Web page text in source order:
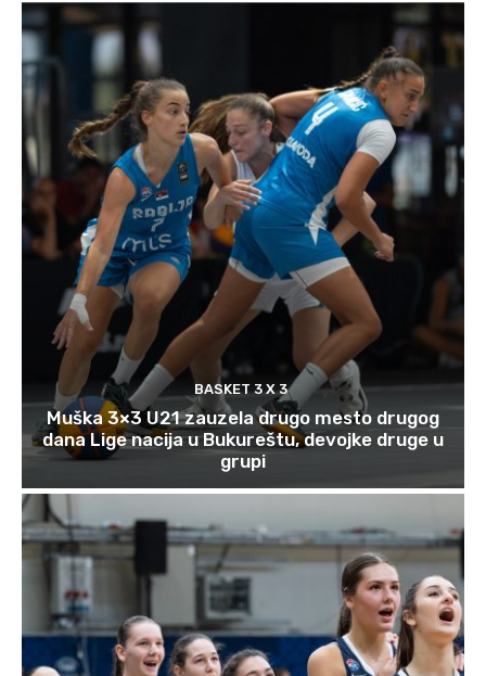
BASKET 3 X 3
Muška 3×3 U21 zauzela drugo mesto drugog
dana Lige nacija u Bukureštu, devojke druge u
grupi